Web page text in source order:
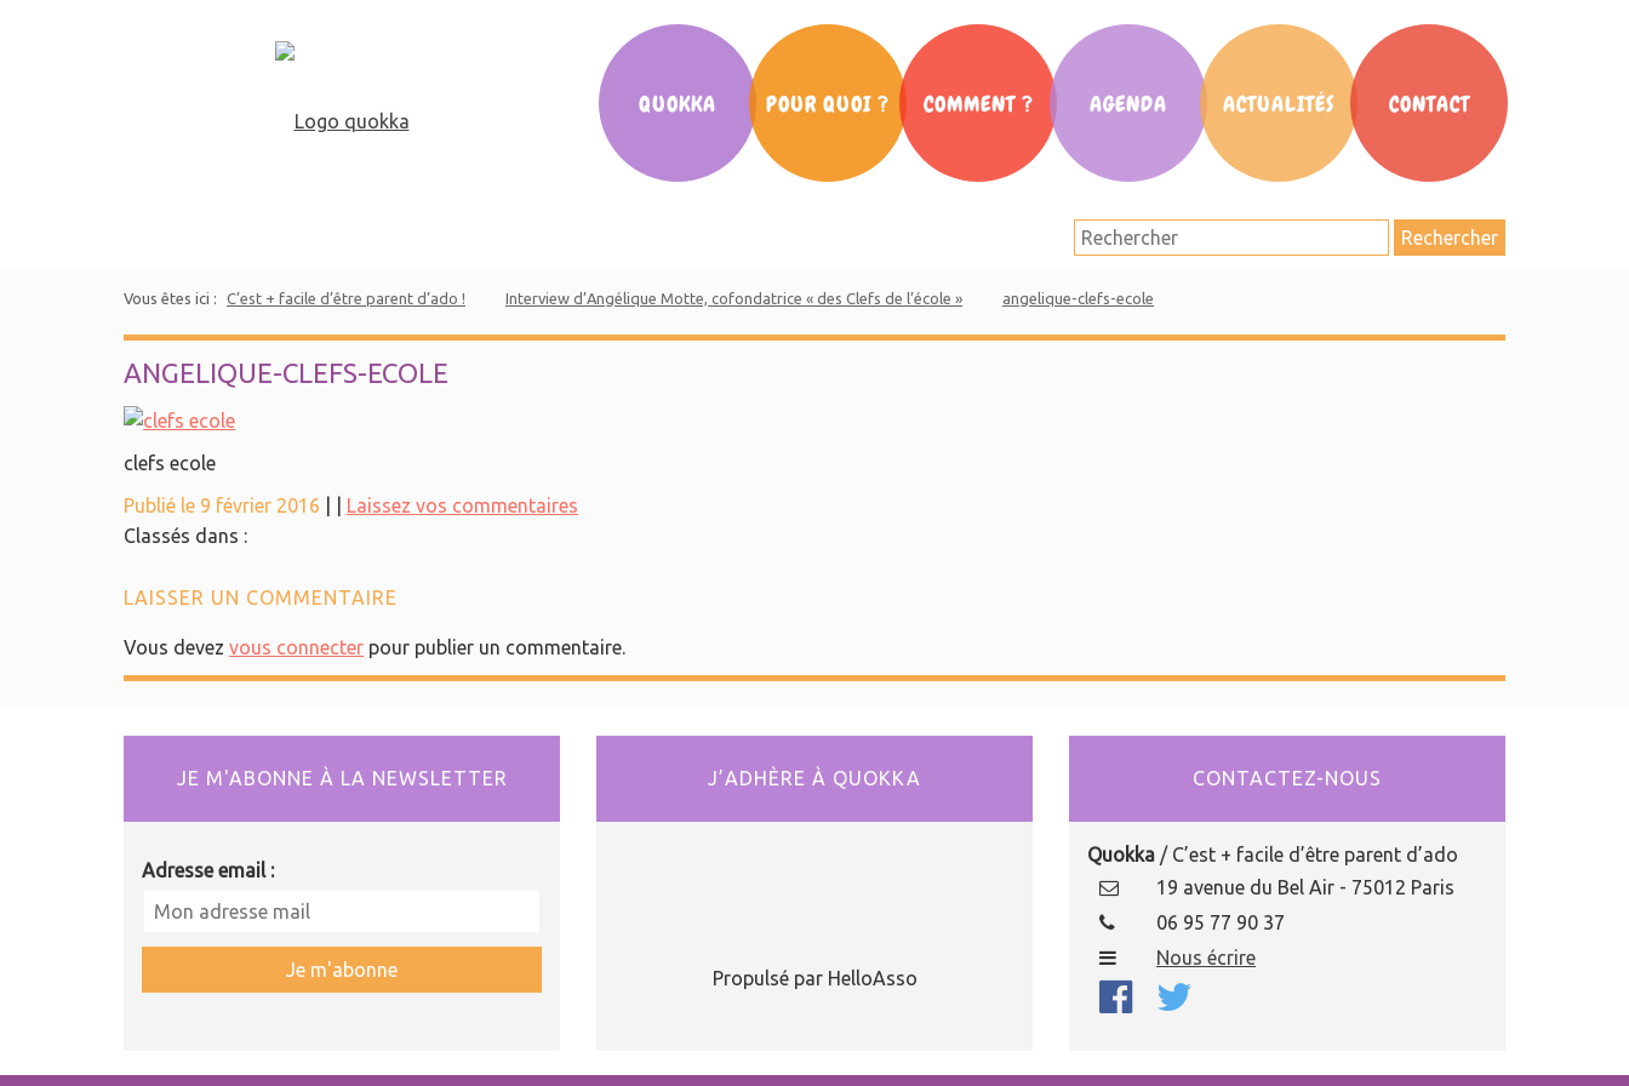
QUOKKA
La presse en parle
POUR QUOI ?
La communication
COMMENT ?
Conférences
Salon Parent d’ado
AGENDA ACTUALITÉS CONTACT
Rechercher
Vous êtes ici : C’est + facile d’être parent d’ado ! Interview d’Angélique Motte, cofondatrice « des Clefs de l’école » angelique-clefs-ecole
ANGELIQUE-CLEFS-ECOLE
clefs ecole
Publié le 9 février 2016
Laissez vos commentaires
Classés dans :
LAISSER UN COMMENTAIRE
Vous devez vous connecter pour publier un commentaire.
JE M'ABONNE À LA NEWSLETTER
Adresse email :
J’ADHÈRE À QUOKKA
Propulsé par HelloAsso
CONTACTEZ-NOUS
Quokka / C’est + facile d’être parent d’ado
19 avenue du Bel Air - 75012 Paris
06 95 77 90 37
Nous écrire